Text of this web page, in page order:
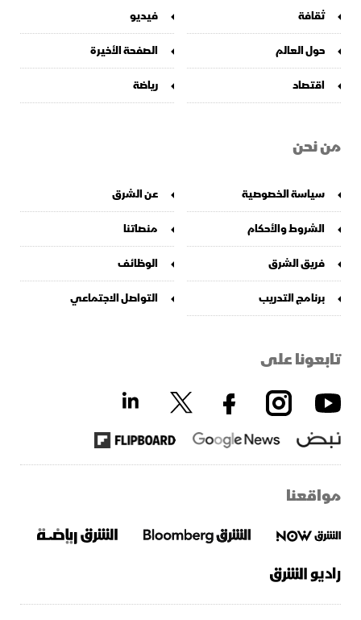
ثقافة
فيديو
حول العالم
الصفحة الأخيرة
اقتصاد
رياضة
من نحن
سياسة الخصوصية
عن الشرق
الشروط والأحكام
منصاتنا
فريق الشرق
الوظائف
برنامج التدريب
التواصل الاجتماعي
تابعونا على
مواقعنا